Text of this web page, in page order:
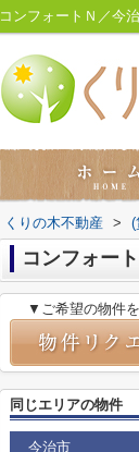
コンフォートＮ／今
くりの木不動産 > (
コンフォート
▼ご希望の物件
同じエリアの物件
今治市